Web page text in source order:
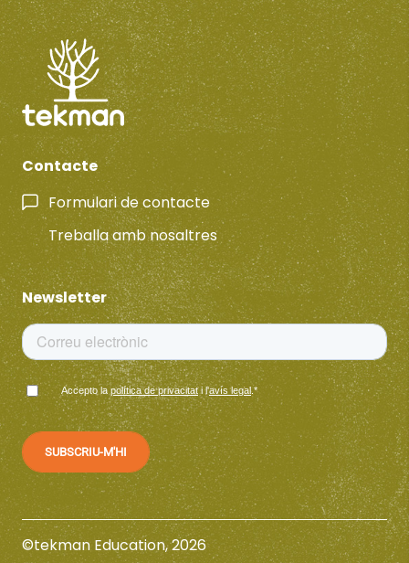
Contacte
Formulari de contacte
Treballa amb nosaltres
Newsletter
Accepto lapolítica de privacitati l'avís legal.*
©tekman Education, 2026